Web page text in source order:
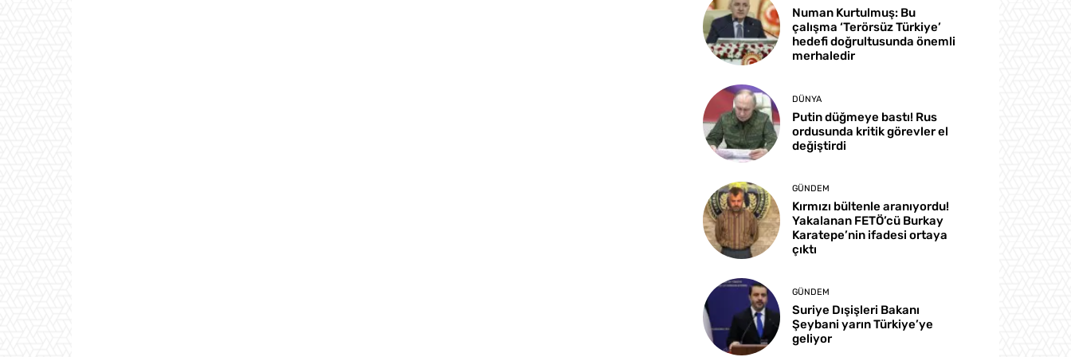
Numan Kurtulmuş: Bu
çalışma ‘Terörsüz Türkiye’
hedefi doğrultusunda önemli
merhaledir
DÜNYA
Putin düğmeye bastı! Rus
ordusunda kritik görevler el
değiştirdi
GÜNDEM
Kırmızı bültenle aranıyordu!
Yakalanan FETÖ’cü Burkay
Karatepe’nin ifadesi ortaya
çıktı
GÜNDEM
Suriye Dışişleri Bakanı
Şeybani yarın Türkiye’ye
geliyor